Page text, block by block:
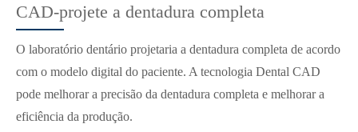
CAD-projete a dentadura completa
O laboratório dentário projetaria a dentadura completa de acordo
com o modelo digital do paciente. A tecnologia Dental CAD
pode melhorar a precisão da dentadura completa e melhorar a
eficiência da produção.